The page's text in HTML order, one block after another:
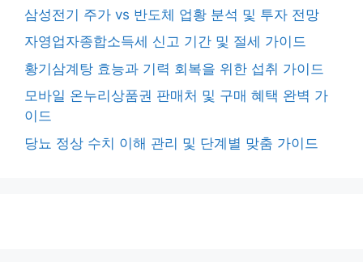
삼성전기 주가 vs 반도체 업황 분석 및 투자 전망
자영업자종합소득세 신고 기간 및 절세 가이드
황기삼계탕 효능과 기력 회복을 위한 섭취 가이드
모바일 온누리상품권 판매처 및 구매 혜택 완벽 가
이드
당뇨 정상 수치 이해 관리 및 단계별 맞춤 가이드